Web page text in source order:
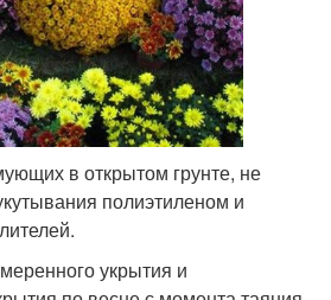
в открытом грунте, не
полиэтиленом и
укрытия и